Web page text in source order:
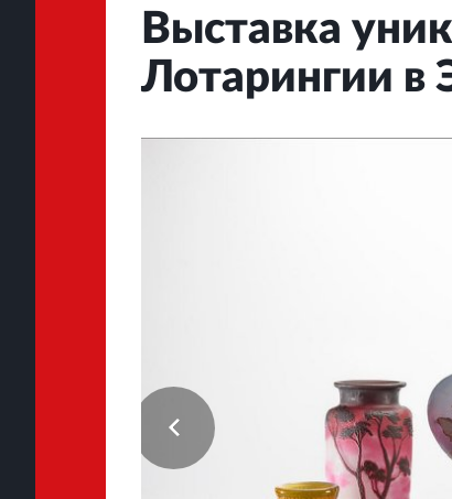
Выставка
Лотарингии в